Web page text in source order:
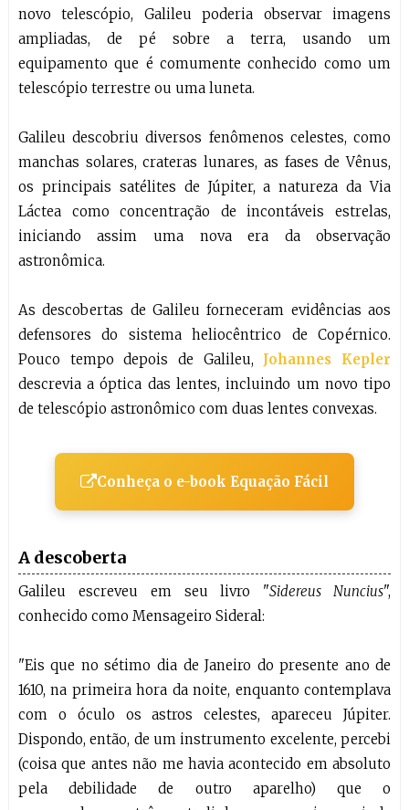
novo telescópio, Galileu poderia observar imagens
ampliadas, de pé sobre a terra, usando um
equipamento que é comumente conhecido como um
telescópio terrestre ou uma luneta.
Galileu descobriu diversos fenômenos celestes, como
manchas solares, crateras lunares, as fases de Vênus,
os principais satélites de Júpiter, a natureza da Via
Láctea como concentração de incontáveis estrelas,
iniciando assim uma nova era da observação
astronômica.
As descobertas de Galileu forneceram evidências aos
defensores do sistema heliocêntrico de Copérnico.
Pouco tempo depois de Galileu, Johannes Kepler
descrevia a óptica das lentes, incluindo um novo tipo
de telescópio astronômico com duas lentes convexas.
Conheça o e-book Equação Fácil
A descoberta
Galileu escreveu em seu livro "Sidereus Nuncius",
conhecido como Mensageiro Sideral:
"Eis que no sétimo dia de Janeiro do presente ano de
1610, na primeira hora da noite, enquanto contemplava
com o óculo os astros celestes, apareceu Júpiter.
Dispondo, então, de um instrumento excelente, percebi
(coisa que antes não me havia acontecido em absoluto
pela debilidade de outro aparelho) que o